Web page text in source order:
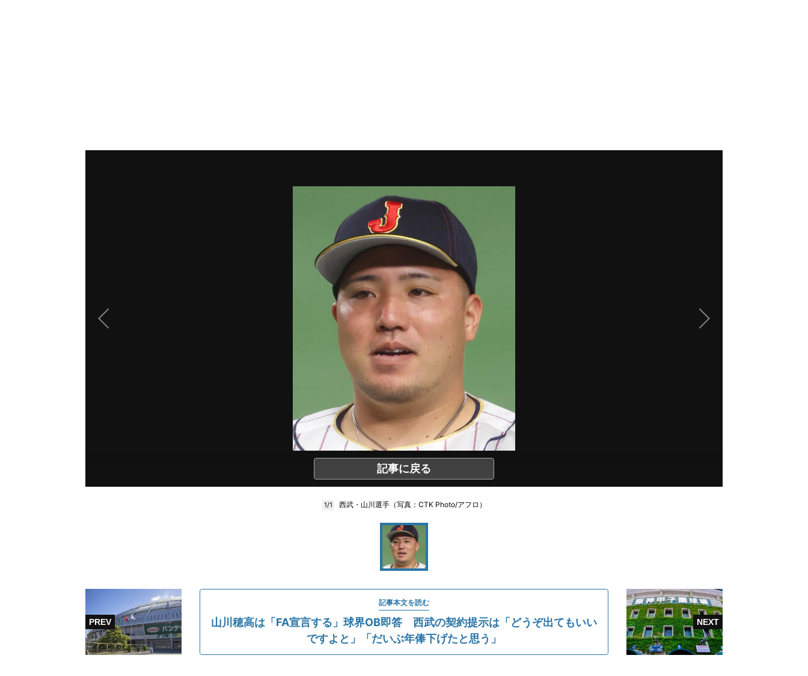
記事に戻る
1/1 西武・山川選手（写真：CTK Photo/アフロ）
記事本文を読む
山川穂高は「FA宣言する」球界OB即答 西武の契約提示は「どうぞ出てもいい
ですよと」「だいぶ年俸下げたと思う」